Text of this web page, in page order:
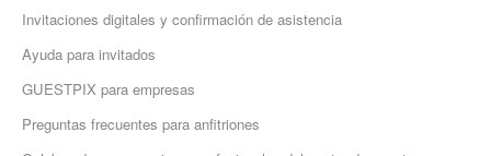
Invitaciones digitales y confirmación de asistencia
Ayuda para invitados
GUESTPIX para empresas
Preguntas frecuentes para anfitriones